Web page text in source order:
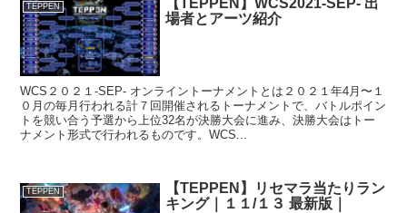
TEPPEN
場者とアーツ紹介
WCS２０２１-SEP- オンライントーナメントとは２０２１年4月〜１
０月の毎月行われる計７回開催されるトーナメントで、バトルポイン
トを競い合う予選から上位32名が決勝大会に進み、決勝大会はトー
ナメント形式で行われるものです。WCS...
TEPPEN
【TEPPEN】リセマラ当たりラン
キング｜１１/１３ 最新版｜